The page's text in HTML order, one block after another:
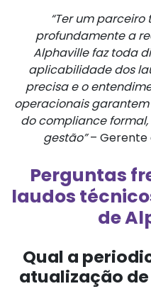
“Ter um
profundamente a
Alphaville faz toda
aplicabilidade dos
precisa e o
operacionais
do compliance
gestão”– Gerente
Perguntas
laudos
de
Qual a
atualização